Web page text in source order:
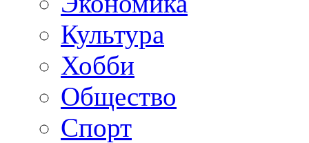
Культура
Хобби
Общество
Спорт